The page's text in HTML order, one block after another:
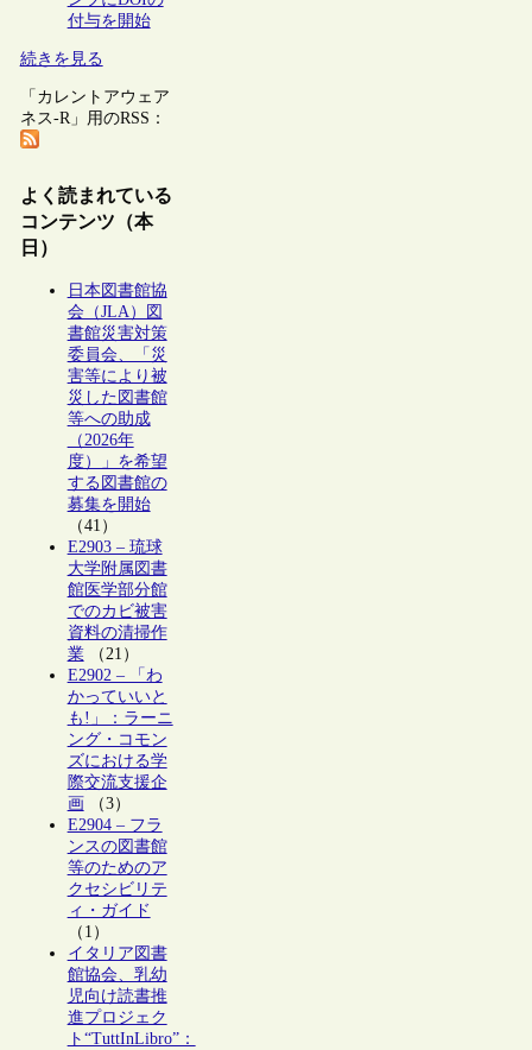
付与を開始
続きを見る
「カレントアウェア
ネス-R」用のRSS：
よく読まれている
コンテンツ（本
日）
日本図書館協
会（JLA）図
書館災害対策
委員会、「災
害等により被
災した図書館
等への助成
（2026年
度）」を希望
する図書館の
募集を開始
（41）
E2903 – 琉球
大学附属図書
館医学部分館
でのカビ被害
資料の清掃作
業（21）
E2902 – 「わ
かっていいと
も!」：ラーニ
ング・コモン
ズにおける学
際交流支援企
画 （3）
E2904 – フラ
ンスの図書館
等のためのア
クセシビリテ
ィ・ガイド
（1）
イタリア図書
館協会、乳幼
児向け読書推
進プロジェク
ト“TuttInLibro”：